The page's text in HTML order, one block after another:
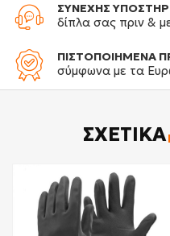
ΣΥΝΕΧΗΣ
δίπλα σας πριν &
ΠΙΣΤΟΠΟΙΗΜΕΝΑ
σύμφωνα με τα
ΣΧΕΤΙΚΆ